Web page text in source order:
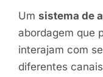
Um sistema de
abordagem que
interajam com
diferentes